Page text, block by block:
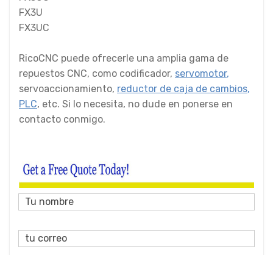
FX3U
FX3UC
RicoCNC puede ofrecerle una amplia gama de
repuestos CNC, como codificador, servomotor,
servoaccionamiento, reductor de caja de cambios,
PLC, etc. Si lo necesita, no dude en ponerse en
contacto conmigo.